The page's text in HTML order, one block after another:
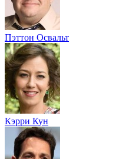
Пэттон Освальт
Кэрри Кун